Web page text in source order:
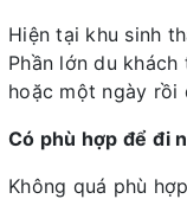
Hiện tại khu sinh
Phần lớn du
hoặc một ngày rồi
Có phù hợp để đi
Không quá phù